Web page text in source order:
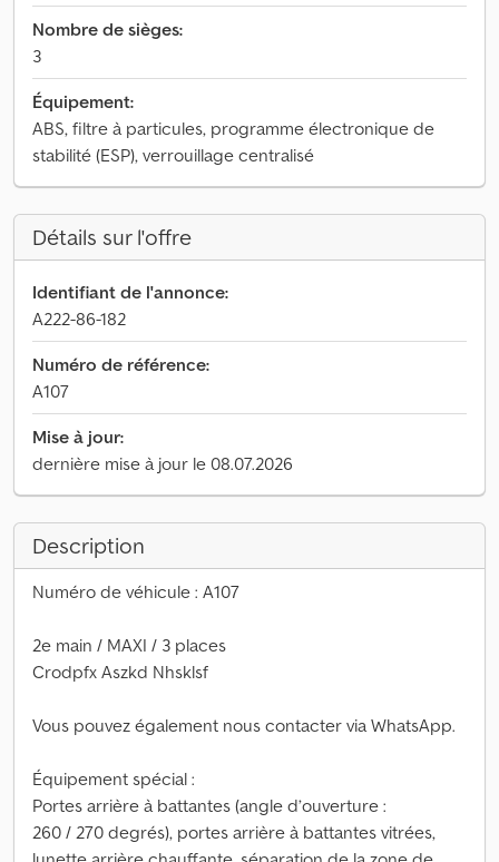
Nombre de sièges:
3
Équipement:
ABS, filtre à particules, programme électronique de
stabilité (ESP), verrouillage centralisé
Détails sur l'offre
Identifiant de l'annonce:
A222-86-182
Numéro de référence:
A107
Mise à jour:
dernière mise à jour le 08.07.2026
Description
Numéro de véhicule : A107
2e main / MAXI / 3 places
Crodpfx Aszkd Nhsklsf
Vous pouvez également nous contacter via WhatsApp.
Équipement spécial :
Portes arrière à battantes (angle d’ouverture :
260 / 270 degrés), portes arrière à battantes vitrées,